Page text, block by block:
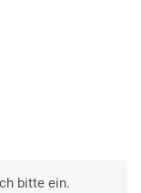
bitte ein.